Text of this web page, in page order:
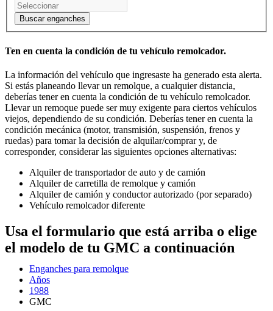
Buscar enganches
Ten en cuenta la condición de tu vehículo remolcador.
La información del vehículo que ingresaste ha generado esta alerta.
Si estás planeando llevar un remolque, a cualquier distancia,
deberías tener en cuenta la condición de tu vehículo remolcador.
Llevar un remoque puede ser muy exigente para ciertos vehículos
viejos, dependiendo de su condición. Deberías tener en cuenta la
condición mecánica (motor, transmisión, suspensión, frenos y
ruedas) para tomar la decisión de alquilar/comprar y, de
corresponder, considerar las siguientes opciones alternativas:
Alquiler de transportador de auto y de camión
Alquiler de carretilla de remolque y camión
Alquiler de camión y conductor autorizado (por separado)
Vehículo remolcador diferente
Usa el formulario que está arriba o elige
el modelo de tu GMC a continuación
Enganches para remolque
Años
1988
GMC